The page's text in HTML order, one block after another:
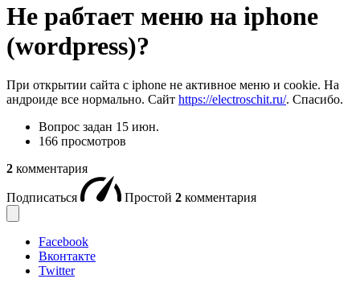
Не рабтает меню на iphone
(wordpress)?
При открытии сайта с iphone не активное меню и cookie. На
андроиде все нормально. Сайт https://electroschit.ru/. Спасибо.
Вопрос задан 15 июн.
166 просмотров
2 комментария
Подписаться Простой 2 комментария
Facebook
Вконтакте
Twitter